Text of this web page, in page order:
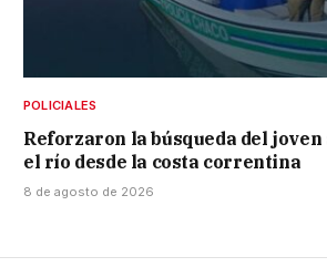
POLICIALES
Reforzaron la búsqueda del
el río desde la costa correntina
8 de agosto de 2026